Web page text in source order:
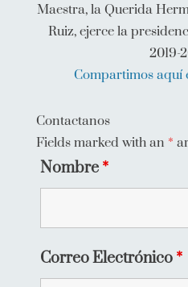
Maestra, la Querida
Ruiz, ejerce la
2019-
Compartimos aquí
Contactanos
Fields marked with an *
Nombre *
Correo Electrónico *